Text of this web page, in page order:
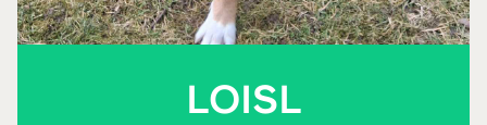
LOISL